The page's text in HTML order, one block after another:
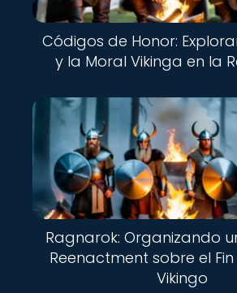
Códigos de Honor:
y la Moral Vikinga en la
Ragnarok: Organizando
Reenactment sobre el
Vikingo